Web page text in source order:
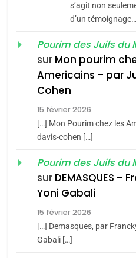
Maroc :
De
De
Du
DAFINA
Oeil
2
Dis
Boy
ISRAÉL
s’agit non
d’un témoignage…
Pourim des Juifs du
sur Mon pourim
Americains – par
Cohen
15 février 2026
[…] Mon Pourim chez les
davis-cohen […]
Pourim des Juifs du
sur DEMASQUES –
Yoni Gabali
15 février 2026
[…] Demasques, par
Gabali […]